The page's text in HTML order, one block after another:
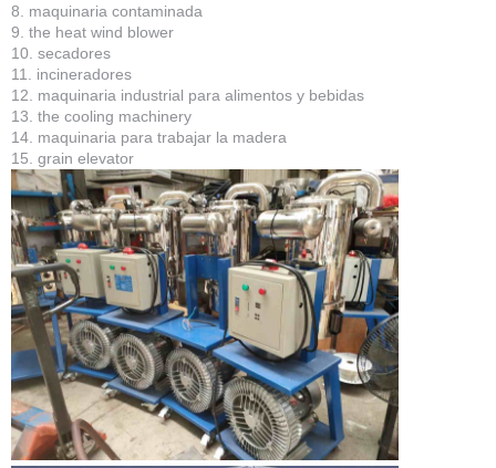
8. maquinaria contaminada
9. the heat wind blower
10. secadores
11. incineradores
12. maquinaria industrial para alimentos y bebidas
13. the cooling machinery
14. maquinaria para trabajar la madera
15. grain elevator